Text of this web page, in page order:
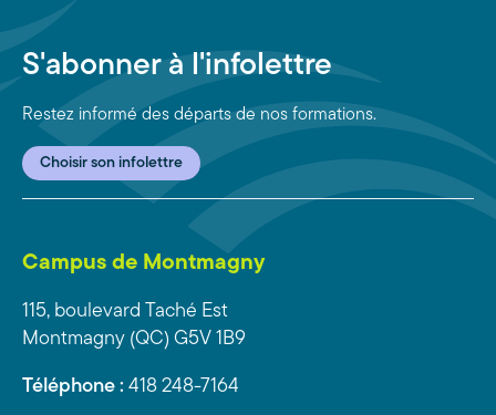
S'abonner à l'infolettre
Restez informé des départs de nos formations.
Choisir son infolettre
Campus de Montmagny
115, boulevard Taché Est
Montmagny (QC) G5V 1B9
Téléphone : 418 248-7164